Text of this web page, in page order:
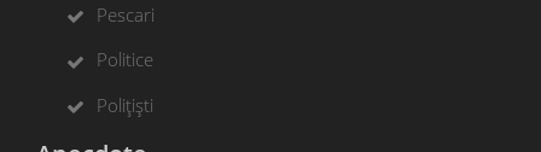
Pescari
Politice
Polițiști